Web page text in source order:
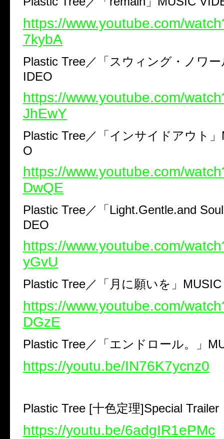
https://www.youtube.com/
7kybA
Plastic Tree／「スウィング・ノワ
IDEO
https://www.youtube.com/
JhEwY
Plastic Tree／「インサイドアウト」
O
https://www.youtube.com/
DwQE
Plastic Tree／「Light.Gentle.and
DEO
https://www.youtube.com/
yGvU
Plastic Tree／「月に願いを」
https://www.youtube.com/
DGzE
Plastic Tree／「エンドロール。」
https://youtu.be/IN76K7ycnz0
Plastic Tree [十色定理]Special Trailer
https://youtu.be/6adgIR1ePMc